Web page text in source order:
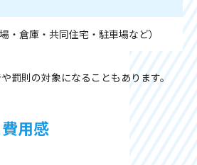
・倉庫・共同住宅・駐車場など）
罰則の対象になることもあります。
用感